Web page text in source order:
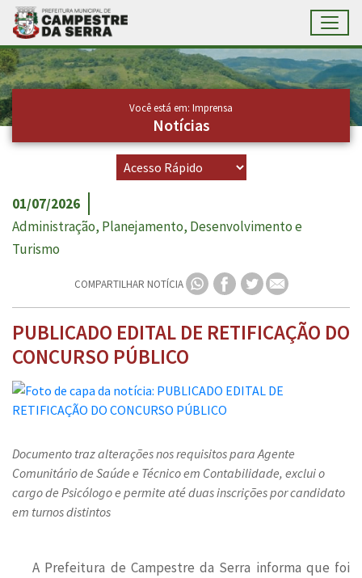
Ir para conteúdo principal
Conteúdo Principal
Você está em: Imprensa
Notícias
01/07/2026
Administração, Planejamento, Desenvolvimento e
Turismo
COMPARTILHAR NOTÍCIA
PUBLICADO EDITAL DE RETIFICAÇÃO DO
CONCURSO PÚBLICO
Documento traz alterações nos requisitos para Agente
Comunitário de Saúde e Técnico em Contabilidade, exclui o
cargo de Psicólogo e permite até duas inscrições por candidato
em turnos distintos
A Prefeitura de Campestre da Serra informa que foi